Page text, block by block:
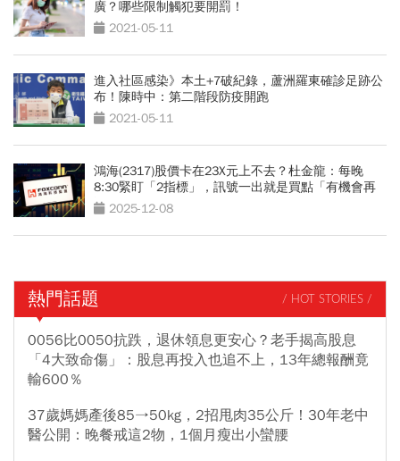
廣？哪些限制觸犯要開罰！
2021-05-11
進入社區感染》本土+7破紀錄，蘆洲羅東確診足跡公
布！陳時中：第二階段防疫開跑
2021-05-11
鴻海(2317)股價卡在23X元上不去？杜金龍：每晚
8:30緊盯「2指標」，訊號一出就是買點「有機會再
漲100元」
2025-12-08
熱門話題 / HOT STORIES /
0056比0050抗跌，退休領息更安心？老手揭高股息
「4大致命傷」：股息再投入也追不上，13年總報酬竟
輸600％
37歲媽媽產後85→50kg，2招甩肉35公斤！30年老中
醫公開：晚餐戒這2物，1個月瘦出小蠻腰